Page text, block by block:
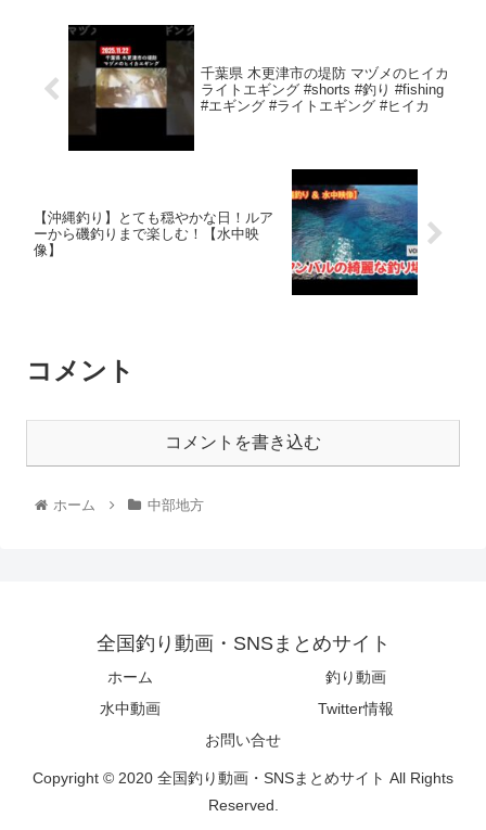
千葉県 木更津市の堤防 マヅメのヒイカ
ライトエギング #shorts #釣り #fishing
#エギング #ライトエギング #ヒイカ
【沖縄釣り】とても穏やかな日！ルア
ーから磯釣りまで楽しむ！【水中映
像】
コメント
コメントを書き込む
ホーム 中部地方
全国釣り動画・SNSまとめサイト
ホーム
釣り動画
水中動画
Twitter情報
お問い合せ
Copyright © 2020 全国釣り動画・SNSまとめサイト All Rights
Reserved.